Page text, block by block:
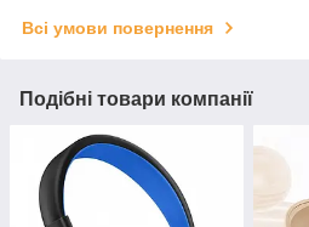
Всі умови повернення
Подібні товари компанії